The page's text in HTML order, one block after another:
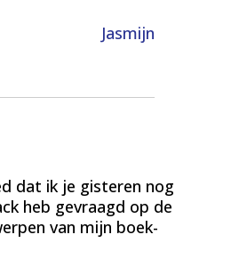
Jasmijn
dat ik je gisteren nog
heb gevraagd op de
van mijn boek-